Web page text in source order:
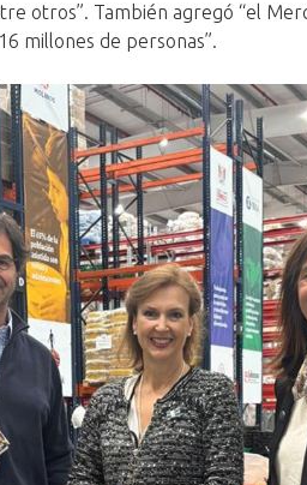
otros”. También agregó “el
millones de personas”.